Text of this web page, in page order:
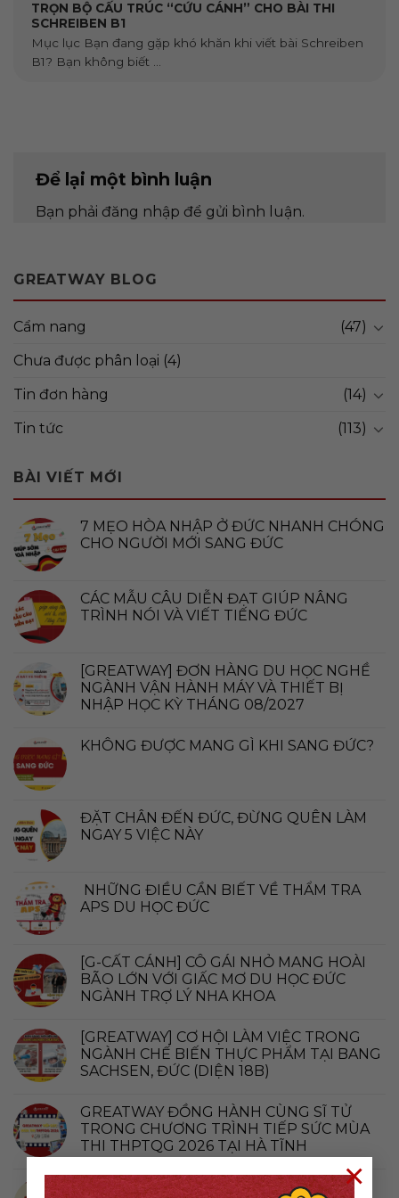
×
TRỌN BỘ CẤU TRÚC “CỨU CÁNH” CHO BÀI THI
SCHREIBEN B1
Mục lục Bạn đang gặp khó khăn khi viết bài Schreiben
B1? Bạn không biết ...
Để lại một bình luận
Bạn phải đăng nhập để gửi bình luận.
GREATWAY BLOG
Cẩm nang
(47)
Chưa được phân loại (4)
Tin đơn hàng
(14)
Tin tức
(113)
BÀI VIẾT MỚI
7 MẸO HÒA NHẬP Ở ĐỨC NHANH CHÓNG
CHO NGƯỜI MỚI SANG ĐỨC
CÁC MẪU CÂU DIỄN ĐẠT GIÚP NÂNG
TRÌNH NÓI VÀ VIẾT TIẾNG ĐỨC
[GREATWAY] ĐƠN HÀNG DU HỌC NGHỀ
NGÀNH VẬN HÀNH MÁY VÀ THIẾT BỊ
NHẬP HỌC KỲ THÁNG 08/2027
KHÔNG ĐƯỢC MANG GÌ KHI SANG ĐỨC?
ĐẶT CHÂN ĐẾN ĐỨC, ĐỪNG QUÊN LÀM
NGAY 5 VIỆC NÀY
NHỮNG ĐIỀU CẦN BIẾT VỀ THẨM TRA
APS DU HỌC ĐỨC
[G-CẤT CÁNH] CÔ GÁI NHỎ MANG HOÀI
BÃO LỚN VỚI GIẤC MƠ DU HỌC ĐỨC
NGÀNH TRỢ LÝ NHA KHOA
[GREATWAY] CƠ HỘI LÀM VIỆC TRONG
NGÀNH CHẾ BIẾN THỰC PHẨM TẠI BANG
SACHSEN, ĐỨC (DIỆN 18B)
GREATWAY ĐỒNG HÀNH CÙNG SĨ TỬ
TRONG CHƯƠNG TRÌNH TIẾP SỨC MÙA
THI THPTQG 2026 TẠI HÀ TĨNH
MẠO TỪ SỞ HỮU (POSSESSIVARTIKEL)